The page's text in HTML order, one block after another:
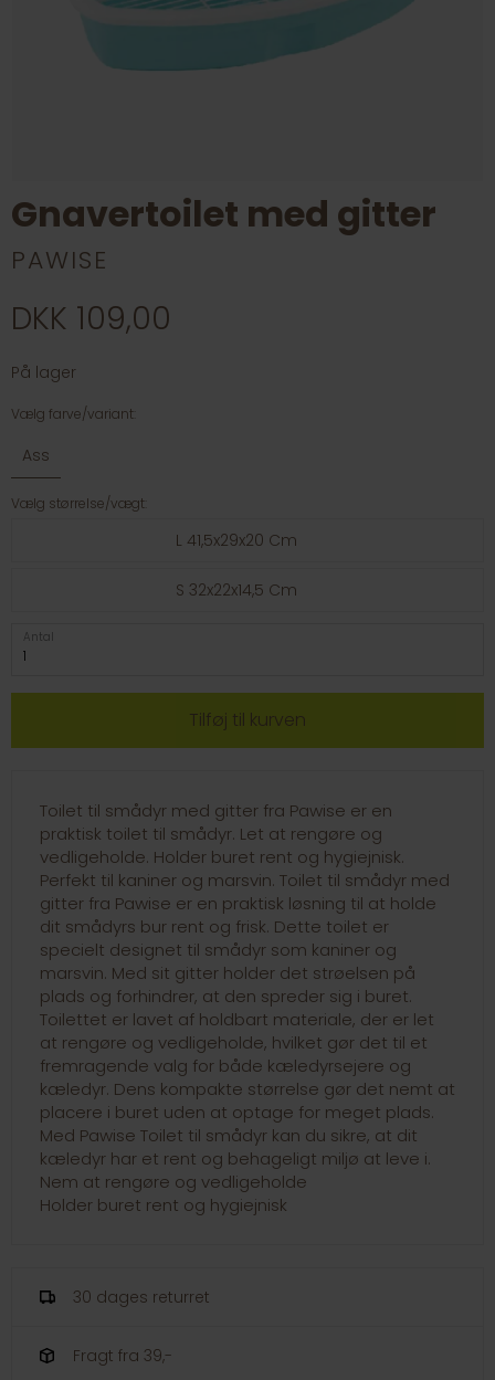
Gnavertoilet med gitter
PAWISE
DKK 109,00
På lager
Vælg farve/variant:
Ass
Vælg størrelse/vægt:
L 41,5x29x20 Cm
S 32x22x14,5 Cm
Antal
Toilet til smådyr med gitter fra Pawise er en
praktisk toilet til smådyr. Let at rengøre og
vedligeholde. Holder buret rent og hygiejnisk.
Perfekt til kaniner og marsvin. Toilet til smådyr med
gitter fra Pawise er en praktisk løsning til at holde
dit smådyrs bur rent og frisk. Dette toilet er
specielt designet til smådyr som kaniner og
marsvin. Med sit gitter holder det strøelsen på
plads og forhindrer, at den spreder sig i buret.
Toilettet er lavet af holdbart materiale, der er let
at rengøre og vedligeholde, hvilket gør det til et
fremragende valg for både kæledyrsejere og
kæledyr. Dens kompakte størrelse gør det nemt at
placere i buret uden at optage for meget plads.
Med Pawise Toilet til smådyr kan du sikre, at dit
kæledyr har et rent og behageligt miljø at leve i.
Nem at rengøre og vedligeholde
Holder buret rent og hygiejnisk
30 dages returret
Fragt fra 39,-